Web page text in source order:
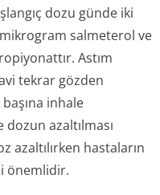
dozu günde iki
salmeterol ve
Astım
tekrar gözden
inhale
azaltılması
azaltılırken hastaların
önemlidir.